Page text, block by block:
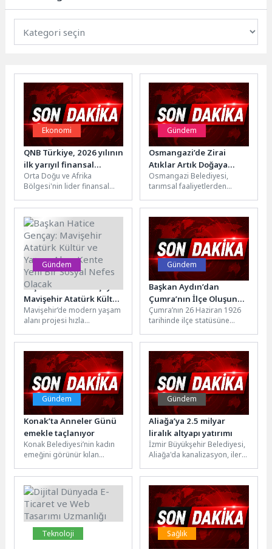
Ekonomi
QNB Türkiye, 2026 yılının
ilk yarıyıl finansal
sonuçlarını açıkladı
Orta Doğu ve Afrika
Bölgesi'nin lider finansal
bankası Qatar National...
Gündem
Osmangazi’de Zirai
Atıklar Artık Doğaya
Değil Geri Dönüşüme
Osmangazi Belediyesi,
tarımsal faaliyetlerden
önlemek amacıyla kırsal
mahallelerde tarımsal
sulama ve ilaçlama...
Gündem
Başkan Hatice Gençay:
Mavişehir Atatürk Kültür
ve Yaşam Alanı Kente
Yeni Bir Sosyal Nefes
Olacak
Mavişehir’de modern yaşam
alanı projesi hızla
tarafından hayata geçirilen
Mavişehir Atatürk Kültür ve...
Gündem
Başkan Aydın’dan
Çumra’nın İlçe Oluşunun
100. Yılı Kutlama Mesajı
Çumra’nın 26 Haziran 1926
tarihinde ilçe statüsüne
dolayısıyla Çumra Belediye
Başkanı Mehmet...
Gündem
Konak’ta Anneler Günü
emekle taçlanıyor
Konak Belediyesi’nin kadın
emeğini görünür kılan
Günü için kuruluyor. Anneler
Günü...
Gündem
Aliağa’ya 2.5 milyar
liralık altyapı yatırımı
İzmir Büyükşehir Belediyesi,
Aliağa'da kanalizasyon, ileri
yağmur suyu hattı ve taşkın...
Teknoloji Sağlık